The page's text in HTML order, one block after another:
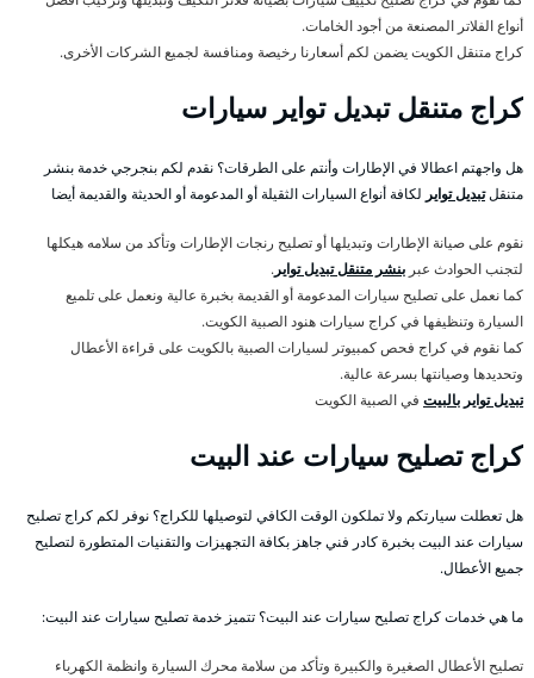
أنواع الفلاتر المصنعة من أجود الخامات.
كراج متنقل الكويت يضمن لكم أسعارنا رخيصة ومنافسة لجميع الشركات الأخرى.
كراج متنقل تبديل تواير سيارات
هل واجهتم اعطالا في الإطارات وأنتم على الطرقات؟ نقدم لكم بنجرجي خدمة بنشر
متنقلتبديل تواير لكافة أنواع السيارات الثقيلة أو المدعومة أو الحديثة والقديمة أيضا
نقوم على صيانة الإطارات وتبديلها أو تصليح رنجات الإطارات وتأكد من سلامه هيكلها
لتجنب الحوادث عبر بنشر متنقل تبديل تواير.
كما نعمل على تصليح سيارات المدعومة أو القديمة بخبرة عالية ونعمل على تلميع
السيارة وتنظيفها في كراج سيارات هنود الصبية الكويت.
كما نقوم في كراج فحص كمبيوتر لسيارات الصبية بالكويت على قراءة الأعطال
وتحديدها وصيانتها بسرعة عالية.
تبديل تواير بالبيت في الصبية الكويت
كراج تصليح سيارات عند البيت
هل تعطلت سيارتكم ولا تملكون الوقت الكافي لتوصيلها للكراج؟ نوفر لكم كراج تصليح
سيارات عند البيت بخبرة كادر فني جاهز بكافة التجهيزات والتقنيات المتطورة لتصليح
جميع الأعطال.
ما هي خدمات كراج تصليح سيارات عند البيت؟ تتميز خدمة تصليح سيارات عند البيت:
تصليح الأعطال الصغيرة والكبيرة وتأكد من سلامة محرك السيارة وانظمة الكهرباء